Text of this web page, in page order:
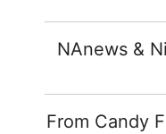
NAnews &
From Candy